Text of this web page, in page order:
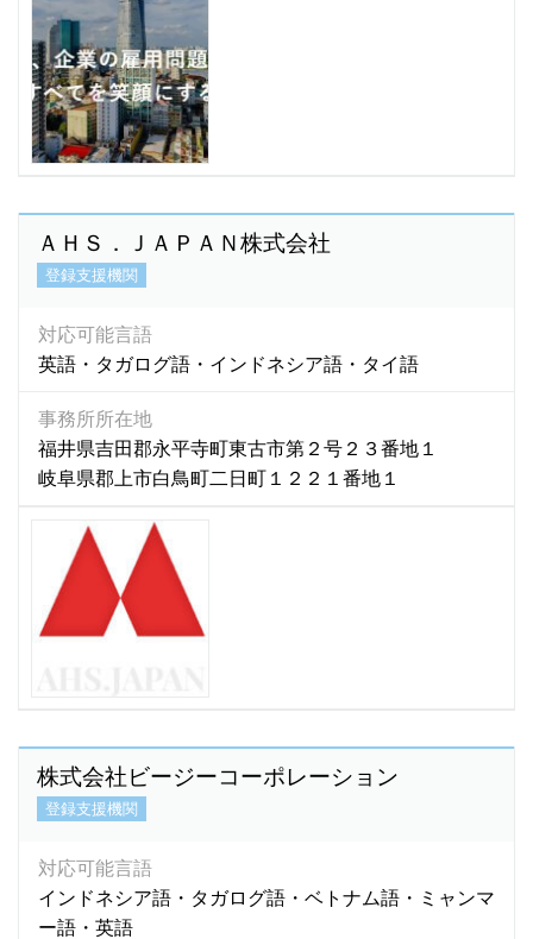
フィリッピン語
フィンランド語
ブータン語 (3)
普通語 (1)
ブラジル語 (0)
ヘブライ語 (0)
ベトナム語
(7,186)
ペルー語
ペルシャ語
ベンガル語 (282)
ポルトガル語
ポーランド語 (0)
マダガスカル語 (1)
マラヤラム語
マルバリ語
(1)
マレーシア語
(16)
モンゴル語 (580)
モン語 (1)
ラオ語 (4)
ラーオ語
ルーマニア語
(1)
ＡＨＳ．ＪＡＰＡＮ株式会社
登録支援機関
対応可能言語
英語・タガログ語・インドネシア語・タイ語
事務所所在地
福井県吉田郡永平寺町東古市第２号２３番地１
岐阜県郡上市白鳥町二日町１２２１番地１
株式会社ビージーコーポレーション
登録支援機関
対応可能言語
インドネシア語・タガログ語・ベトナム語・ミャンマ
ー語・英語